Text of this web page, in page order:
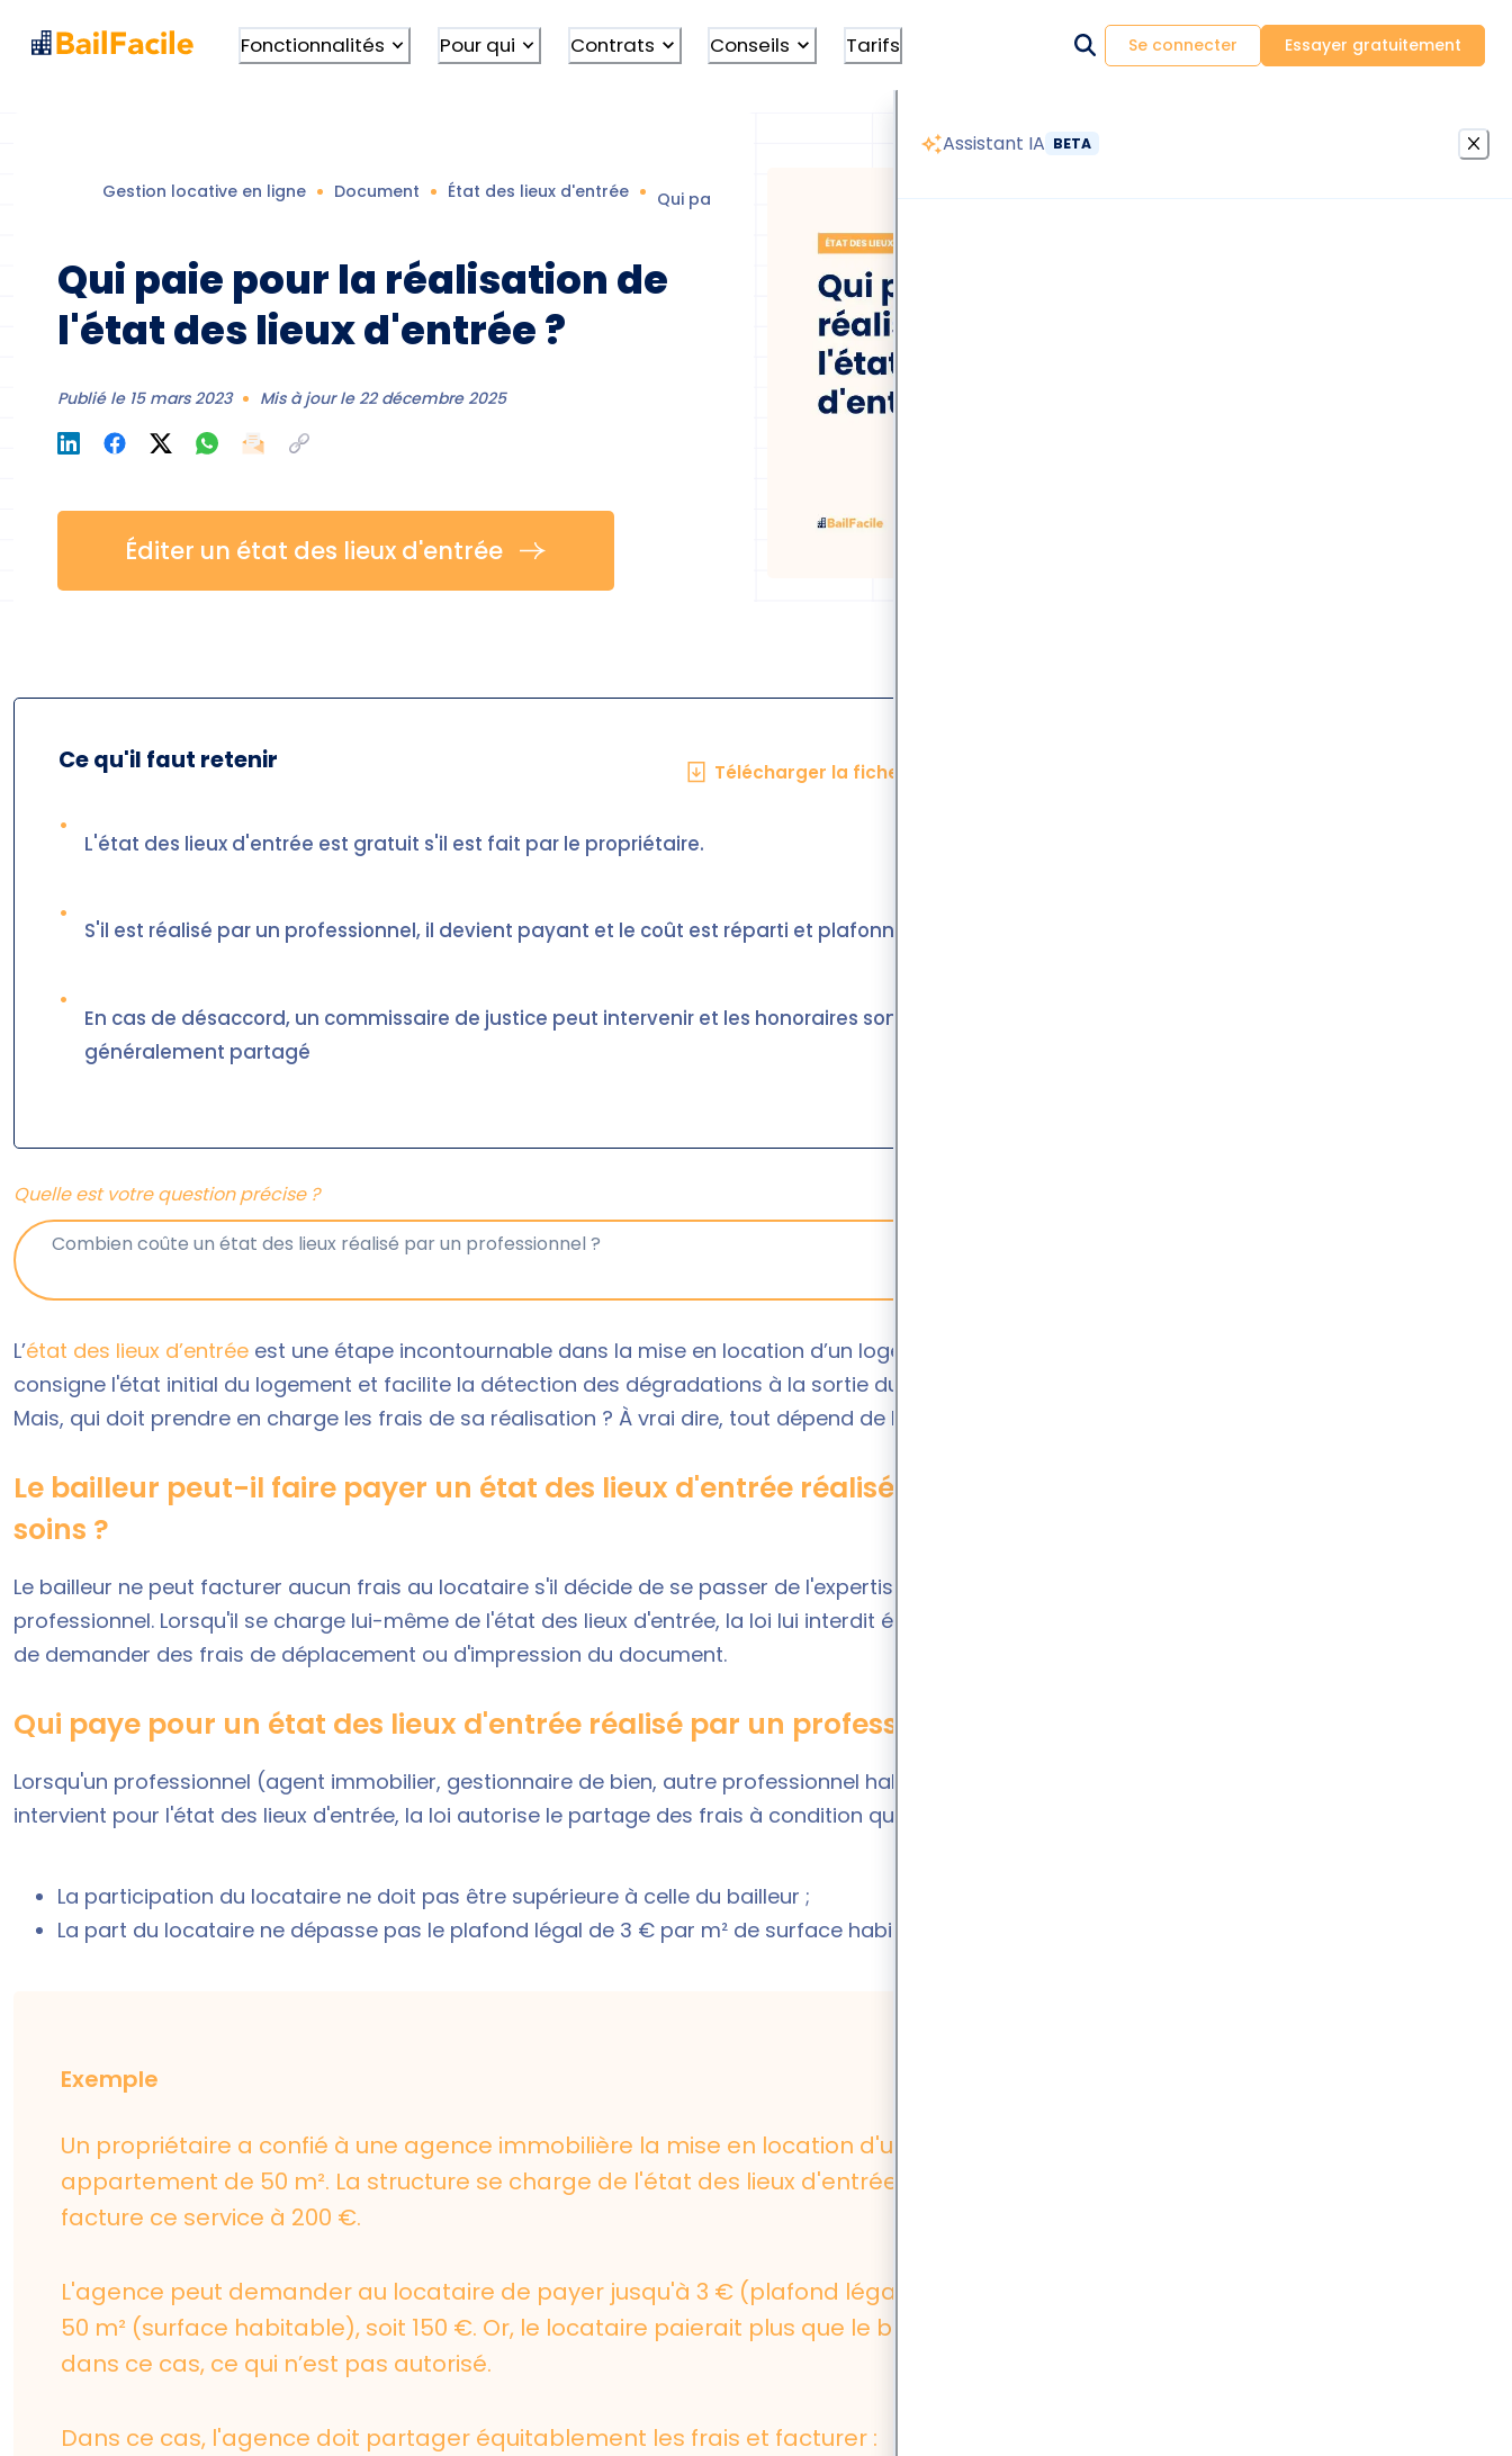
Assistant IA BETA
Fonctionnalités Pour qui Contrats Conseils Tarifs Se connecter Essayer gratuitement
Gestion locative en ligne Document État des lieux d'entrée Qui paie état des lieux entrée
Qui paie pour la réalisation de
l'état des lieux d'entrée ?
Publié le 15 mars 2023 Mis à jour le 22 décembre 2025
Éditer un état des lieux d'entrée
Ce qu'il faut retenir
•
L'état des lieux d'entrée est gratuit s'il est fait par le propriétaire.
•
S'il est réalisé par un professionnel, il devient payant et le coût est réparti et plafonné.
•
En cas de désaccord, un commissaire de justice peut intervenir et les honoraires sont
généralement partagé
Télécharger la fiche en PDF
Quelle est votre question précise ?
L’état des lieux d’entrée est une étape incontournable dans la mise en location d’un logement. Il
consigne l'état initial du logement et facilite la détection des dégradations à la sortie du locataire.
Mais, qui doit prendre en charge les frais de sa réalisation ? À vrai dire, tout dépend de la situation.
Le bailleur peut-il faire payer un état des lieux d'entrée réalisé par ses
soins ?
Le bailleur ne peut facturer aucun frais au locataire s'il décide de se passer de l'expertise d'un
professionnel. Lorsqu'il se charge lui-même de l'état des lieux d'entrée, la loi lui interdit également
de demander des frais de déplacement ou d'impression du document.
Qui paye pour un état des lieux d'entrée réalisé par un professionnel ?
Lorsqu'un professionnel (agent immobilier, gestionnaire de bien, autre professionnel habilité)
intervient pour l'état des lieux d'entrée, la loi autorise le partage des frais à condition que :
La participation du locataire ne doit pas être supérieure à celle du bailleur ;
La part du locataire ne dépasse pas le plafond légal de 3 € par m² de surface habitable.
Exemple
Un propriétaire a confié à une agence immobilière la mise en location d'un
appartement de 50 m². La structure se charge de l'état des lieux d'entrée et
facture ce service à 200 €.
L'agence peut demander au locataire de payer jusqu'à 3 € (plafond légal) x
50 m² (surface habitable), soit 150 €. Or, le locataire paierait plus que le bailleur
dans ce cas, ce qui n’est pas autorisé.
Dans ce cas, l'agence doit partager équitablement les frais et facturer :